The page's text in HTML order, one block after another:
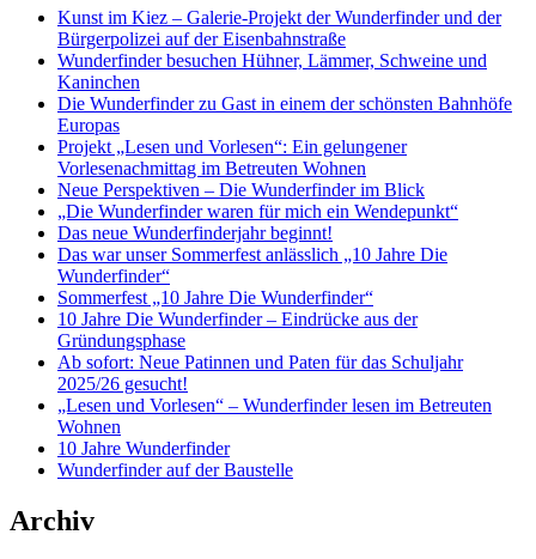
Kunst im Kiez – Galerie-Projekt der Wunderfinder und der
Bürgerpolizei auf der Eisenbahnstraße
Wunderfinder besuchen Hühner, Lämmer, Schweine und
Kaninchen
Die Wunderfinder zu Gast in einem der schönsten Bahnhöfe
Europas
Projekt „Lesen und Vorlesen“: Ein gelungener
Vorlesenachmittag im Betreuten Wohnen
Neue Perspektiven – Die Wunderfinder im Blick
„Die Wunderfinder waren für mich ein Wendepunkt“
Das neue Wunderfinderjahr beginnt!
Das war unser Sommerfest anlässlich „10 Jahre Die
Wunderfinder“
Sommerfest „10 Jahre Die Wunderfinder“
10 Jahre Die Wunderfinder – Eindrücke aus der
Gründungsphase
Ab sofort: Neue Patinnen und Paten für das Schuljahr
2025/26 gesucht!
„Lesen und Vorlesen“ – Wunderfinder lesen im Betreuten
Wohnen
10 Jahre Wunderfinder
Wunderfinder auf der Baustelle
Archiv